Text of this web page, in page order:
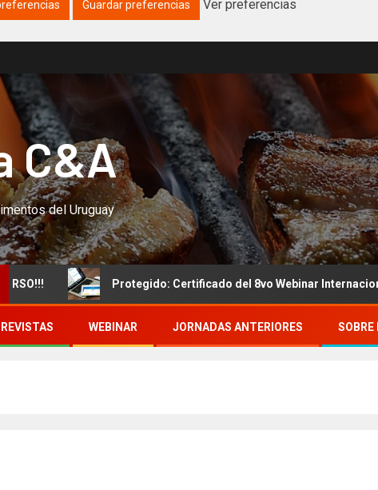
Guardar preferencias
Ver preferencias
C&A
del Uruguay
Protegido: Certificado del 8vo Webinar Internacional por
REVISTAS WEBINAR JORNADAS ANTERIORES SOBRE